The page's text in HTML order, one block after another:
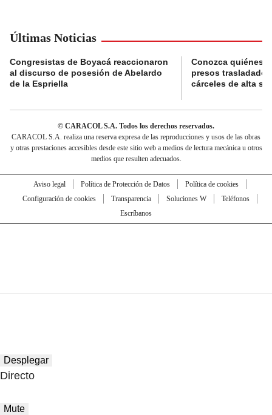
Últimas Noticias
Congresistas de Boyacá reaccionaron
al discurso de posesión de Abelardo
de la Espriella
Conozca quiénes
presos
cárceles de alta
© CARACOL S.A. Todos los derechos reservados.
CARACOL S.A. realiza una reserva expresa de las reproducciones y usos de las obras
y otras prestaciones accesibles desde este sitio web a medios de lectura mecánica u otros
medios que resulten adecuados.
Aviso legal Política de Protección de Datos
Política de cookies
Configuración de cookies
Transparencia Soluciones W
Teléfonos
Escríbanos
Desplegar
Directo
Mute